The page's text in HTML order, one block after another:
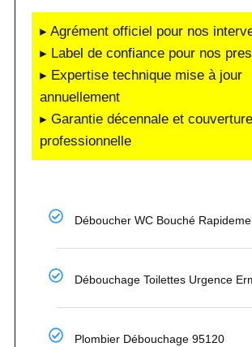
▸ Agrément officiel pour nos
▸ Label de confiance pour nos
▸ Expertise technique mise à jour
annuellement
▸ Garantie décennale et couverture
professionnelle
Déboucher WC Bouché
Débouchage Toilettes Urgence
Plombier Débouchage 95120